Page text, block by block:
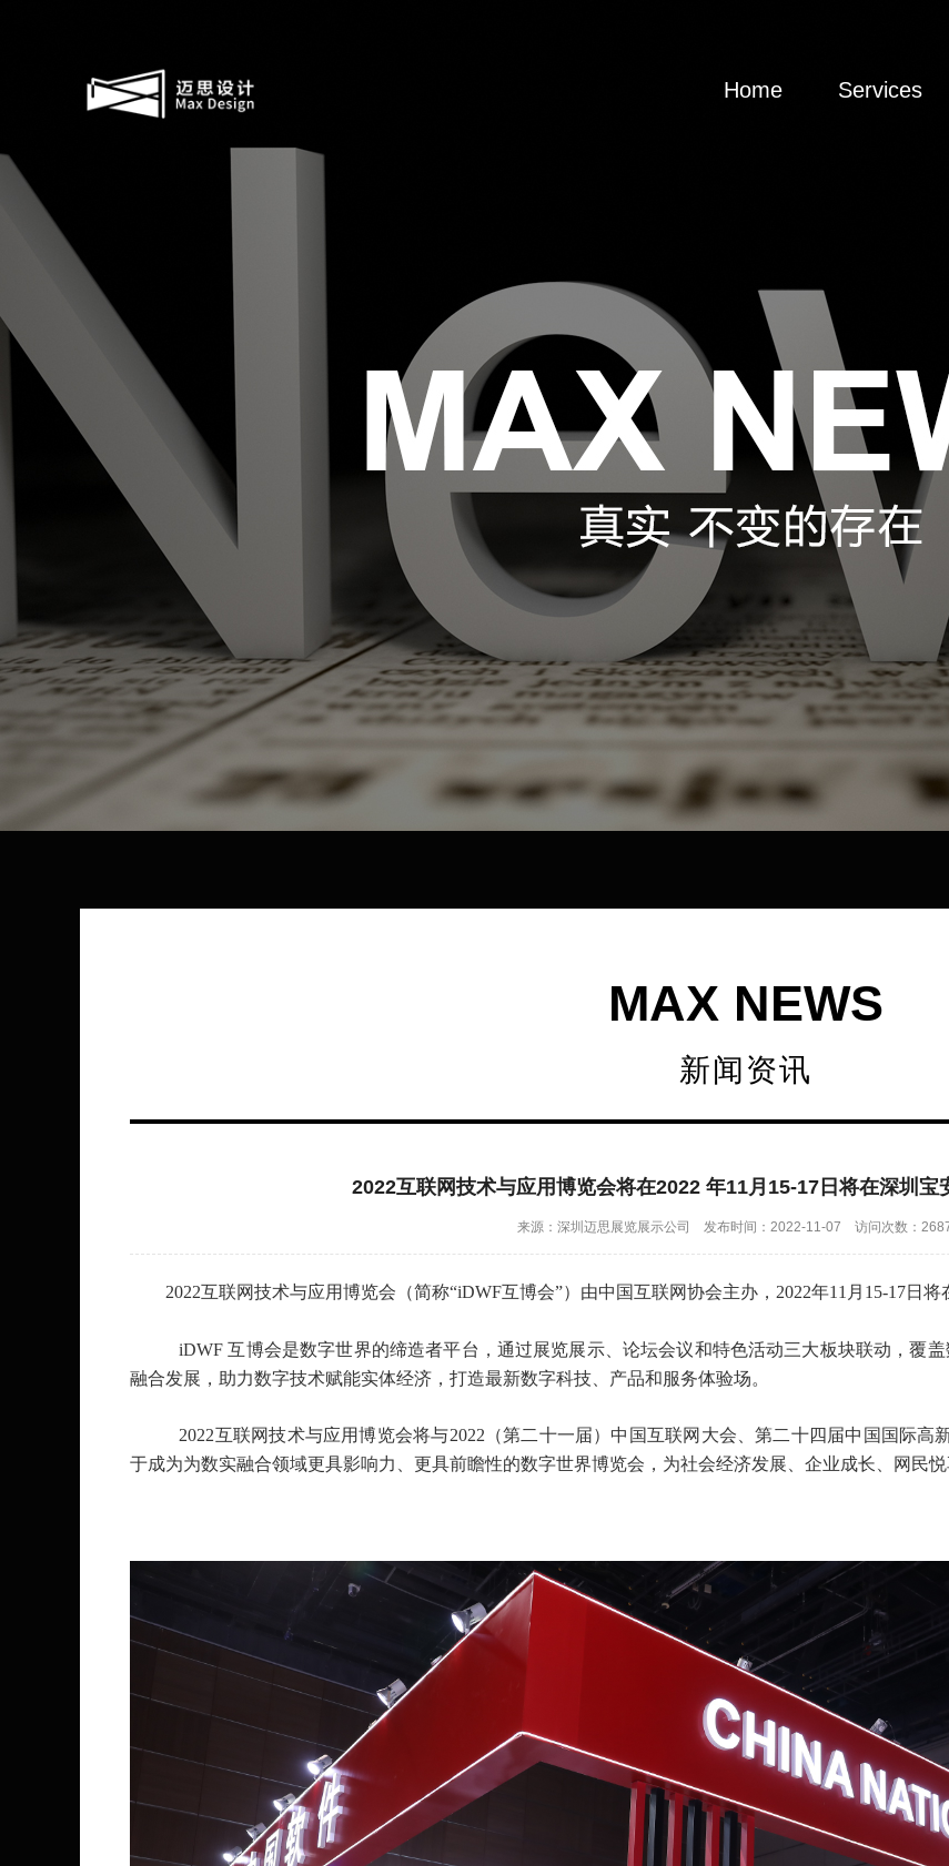
Home Services
MAX NEWS
新闻资讯
2022互联网技术与应用博览会将在2022 年11月15-17日将在深圳宝
来源：深圳迈思展览展示公司 发布时间：2022-11-07 访问次数：
2022互联网技术与应用博览会（简称“iDWF互博会”）由中国互联网协会主办，2022年11月15-17日
iDWF 互博会是数字世界的缔造者平台，通过展览展示、论坛会议和特色活动三大板块联动，覆
融合发展，助力数字技术赋能实体经济，打造最新数字科技、产品和服务体验场。
2022互联网技术与应用博览会将与2022（第二十一届）中国互联网大会、第二十四届中国国际
于成为为数实融合领域更具影响力、更具前瞻性的数字世界博览会，为社会经济发展、企业成长、网民悦